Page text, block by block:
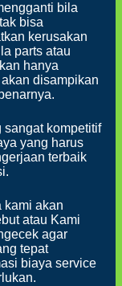
bila
bisa
kerusakan
parts atau
hanya
disampikan
sangat kompetitif
yang harus
terbaik
kami akan
atau Kami
agar
tepat
biaya service